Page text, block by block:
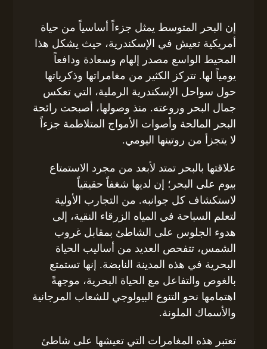
إن البحر المتوسط يمثل جزءاً أساسياً من حياة
أمريكية تعيش في الإسكندرية، حيث يشكل هذا
المحيط الواسع مصدر إلهام وسعادة ودافعاً
يومياً لها. تتركز الكثير من مغامراتها وذكرياتها
حول سواحل الإسكندرية الرملية، التي تعكس
جمال البحر وروعته. منذ وصولها، أصبحت رائحة
البحر المالحة وأصوات الأمواج المتلاطمة جزءاً
لا يتجزأ من روتينها اليومي.
علاقتها بالبحر تمتد لأبعد من مجرد الاستمتاع
بيوم على البحر؛ إن لديها شغفاً حقيقياً
لاستكشاف كل جوانبه. من التجارب الأولية
لتعلم السباحة في المياه الزرقاء النقية، إلى
هدوء الجلوس على الشاطئ بمقابل غروب
الشمس، تتفحص العديد من أساليب الحياة
البحرية في هذه المدينة النابضة. إنها تستمتع
بالغوص والتفاعل مع الحياة البحرية، موجهةً
اهتمامها نحو التنوع البيولوجي للشعاب المرجانية
والأسماك الملونة.
تعتبر هذه المغامرات التي تعيشها على شاطئ